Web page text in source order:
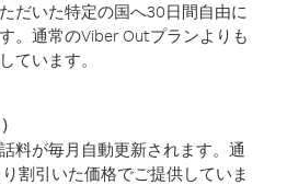
だいた特定の国へ30日間自由に
。通常のViber Outプランよりも
ています。
料が毎月自動更新されます。通
割引いた価格でご提供していま